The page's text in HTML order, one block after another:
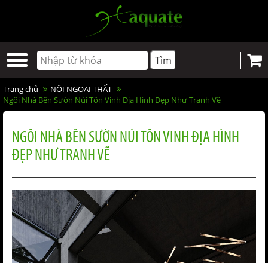
Trang chủ
NỘI NGOẠI THẤT
Ngôi Nhà Bên Sườn Núi Tôn Vinh Địa Hình Đẹp Như Tranh Vẽ
NGÔI NHÀ BÊN SƯỜN NÚI TÔN VINH ĐỊA HÌNH
ĐẸP NHƯ TRANH VẼ